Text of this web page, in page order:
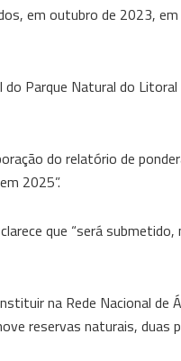
em outubro de 2023,
Parque Natural do
do relatório de
2025”.
que “será
na Rede Nacional
reservas naturais, duas